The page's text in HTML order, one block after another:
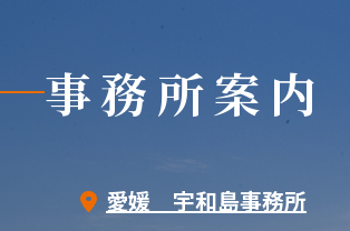
事務所案内
愛媛 宇和島事務所